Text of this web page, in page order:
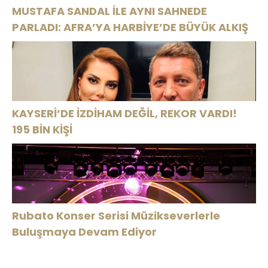
MUSTAFA SANDAL İLE AYNI SAHNEDE
PARLADI: AFRA’YA HARBİYE’DE BÜYÜK ALKIŞ
KAYSERİ’DE İZDİHAM DEĞİL, REKOR VARDI!
195 BİN KİŞİ
Rubato Konser Serisi Müzikseverlerle
Buluşmaya Devam Ediyor